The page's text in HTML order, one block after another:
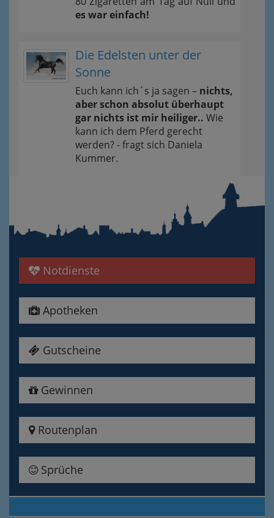
es war einfach!
Die Edelsten unter der
Sonne
Euch kann ich´s ja sagen – nichts,
aber schon absolut überhaupt
gar nichts ist mir heiliger.. Wie
kann ich dem Pferd gerecht
werden? - fragt sich Daniela
Kummer.
Notdienste
Apotheken
Gutscheine
Gewinnen
Routenplan
Sprüche